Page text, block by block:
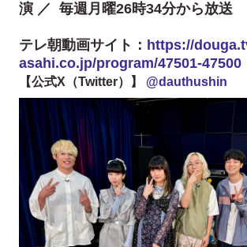
演 ／ 毎週月曜26時34分から放送
テレ朝動画サイト： https://
asahi.co.jp/program/47501-47500
【公式X（Twitter）】 @dauthushin